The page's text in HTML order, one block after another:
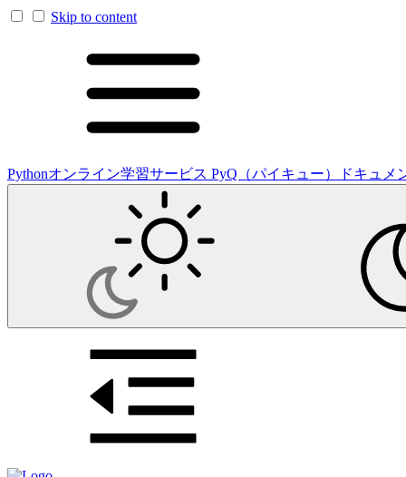
Skip to content
Pythonオンライン学習サービス PyQ（パイキュー）ドキュメ